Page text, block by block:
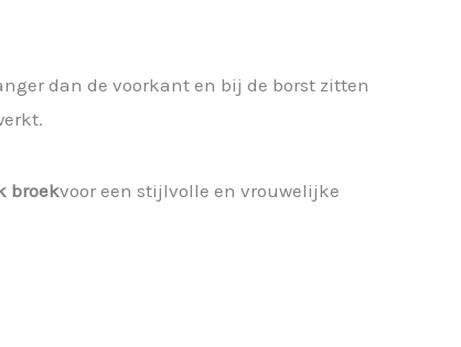
dan de voorkant en bij de borst zitten
broekvoor een stijlvolle en vrouwelijke